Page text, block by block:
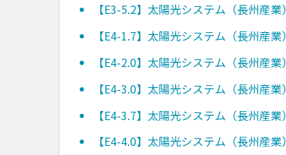
【E3-5.2】太陽光システム（長州産業）
【E4-1.7】太陽光システム（長州産業）
【E4-2.0】太陽光システム（長州産業）
【E4-3.0】太陽光システム（長州産業）
【E4-3.7】太陽光システム（長州産業）
【E4-4.0】太陽光システム（長州産業）